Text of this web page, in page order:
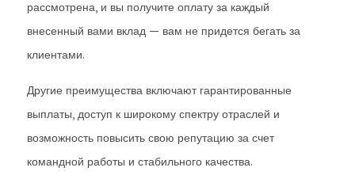
рассмотрена, и вы получите оплату за каждый
внесенный вами вклад — вам не придется бегать за
клиентами.
Другие преимущества включают гарантированные
выплаты, доступ к широкому спектру отраслей и
возможность повысить свою репутацию за счет
командной работы и стабильного качества.